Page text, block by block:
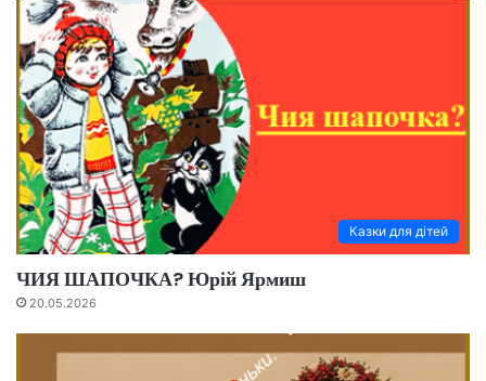
Казки для дітей
ЧИЯ ШАПОЧКА? Юрій Ярмиш
20.05.2026